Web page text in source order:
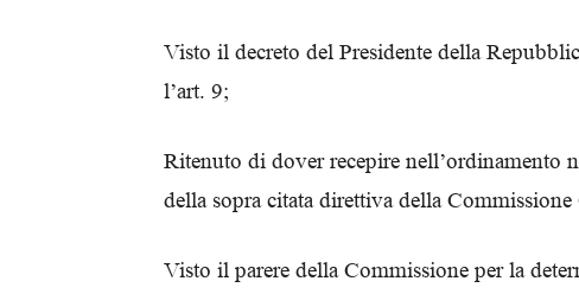
Visto il decreto del Presidente della
l’art. 9;
Ritenuto di dover recepire nell’ordinamento
della sopra citata direttiva della Commissione
Visto il parere della Commissione per la